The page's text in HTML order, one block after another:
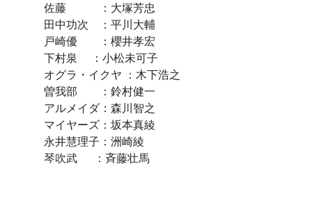
佐藤 ：大塚芳忠
田中功次 ：平川大輔
戸崎優 ：櫻井孝宏
下村泉 ：小松未可子
オグラ・イクヤ ：木下浩之
曽我部 ：鈴村健一
アルメイダ：森川智之
マイヤーズ：坂本真綾
永井慧理子：洲崎綾
琴吹武 ：斉藤壮馬